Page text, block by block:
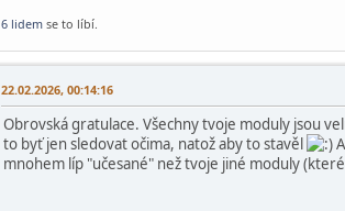
6 lidem se to líbí.
22.02.2026, 00:14:16
Obrovská gratulace. Všechny tvoje moduly jsou
to byť jen sledovat očima, natož aby to stavěl
mnohem líp "učesané" než tvoje jiné moduly